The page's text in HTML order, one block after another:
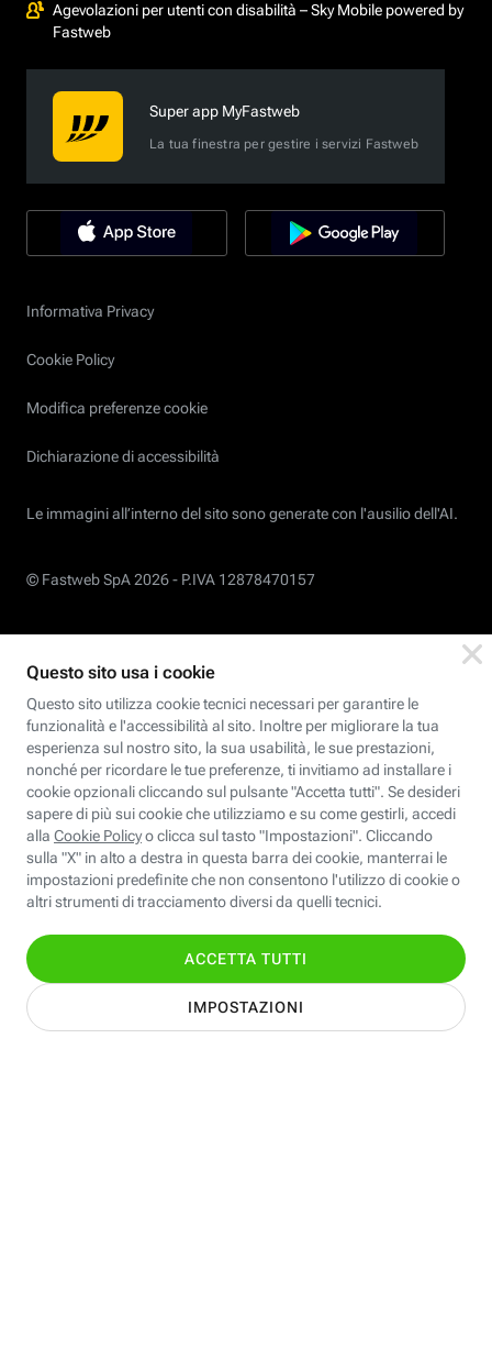
Agevolazioni per utenti con disabilità – Sky Mobile powered by
Fastweb
Super app MyFastweb
La tua finestra per gestire i servizi Fastweb
Informativa Privacy
Cookie Policy
Modifica preferenze cookie
Dichiarazione di accessibilità
Le immagini all’interno del sito sono generate con l'ausilio dell'AI.
© Fastweb SpA 2026 - P.IVA 12878470157